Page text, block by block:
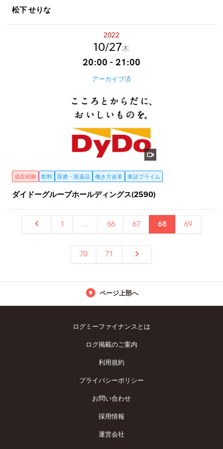
松下 せりな
2022
10 27木
20:00 - 21:00
アーカイブ済
成長戦略 飲料 医療・医薬品 働き方改革 東証プライム
ダイドーグループホールディングス(2590)
1 ... 66 67 68 69
70 71
ページ上部へ
ログミーファイナンスとは
ログ掲載のご案内
利用規約
プライバシーポリシー
お問い合わせ
採用情報
運営会社